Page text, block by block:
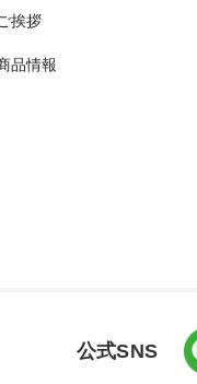
挨拶
品情報
公式SNS